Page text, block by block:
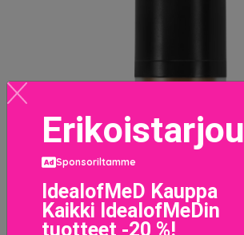
Sponsoriltamme
IdealofMeD Kauppa
Kaikki IdealofMeDin
tuotteet -20 %!